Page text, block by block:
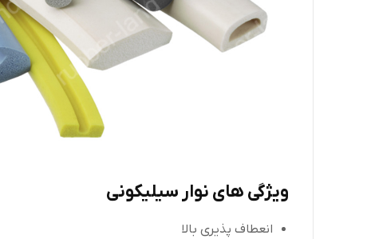
ویژگی های نوار سیلیکونی
انعطاف پذیری بالا